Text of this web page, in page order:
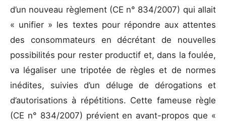
d’un nouveau règlement (CE n° 834/2007) qui allait
« unifier » les textes pour répondre aux attentes
des consommateurs en décrétant de nouvelles
possibilités pour rester productif et, dans la foulée,
va légaliser une tripotée de règles et de normes
inédites, suivies d’un déluge de dérogations et
d’autorisations à répétitions. Cette fameuse règle
(CE n° 834/2007) prévient en avant-propos que «